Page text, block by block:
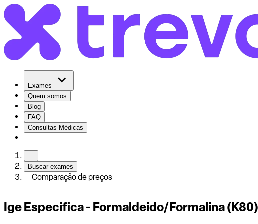
Exames
Quem somos
Blog
FAQ
Consultas Médicas
Buscar exames
Comparação de preços
Ige Especifica - Formaldeido/Formalina (K80)